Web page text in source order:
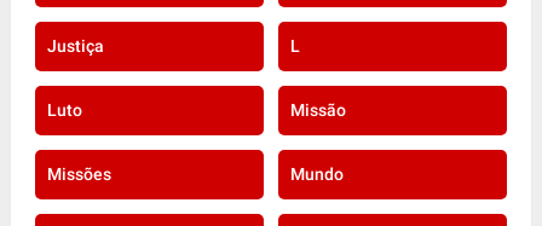
Justiça L
Luto Missão
Missões Mundo